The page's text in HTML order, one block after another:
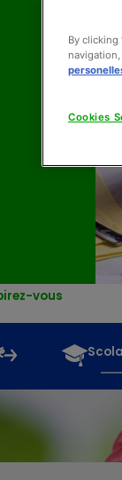
vous
By
Cookies